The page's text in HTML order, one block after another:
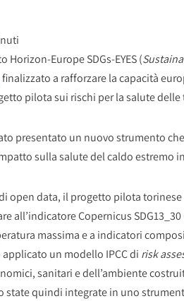
Horizon-Europe SDGs-EYES (
finalizzato a rafforzare la capacità
pilota sui rischi per la salute
presentato un nuovo strumento
sulla salute del caldo
open data, il progetto pilota
all’indicatore Copernicus SDG13_30
massima e a indicatori
un modello IPCC di risk
sanitari e dell’ambiente
state quindi integrate in uno